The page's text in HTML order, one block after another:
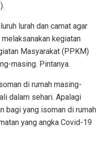
lurah dan camat agar
kegiatan
Masyarakat (PPKM)
masing. Pintanya.
di rumah masing-
dalam sehari. Apalagi
bagi yang isoman di rumah
yang angka Covid-19